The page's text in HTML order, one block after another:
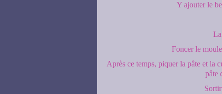
Y ajouter le
Foncer le
Après ce temps, piquer la pâte et la
pâte